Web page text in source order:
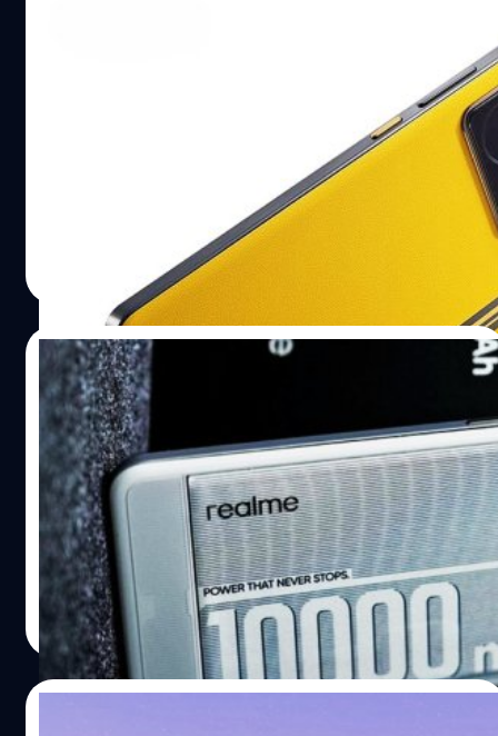
เปิดตัวระดับโลกที่ปารีส ในวันที่ 27 พ.ค. นี้
realme เตรียมจัดอีเวนต์เปิดตัวสมาร์ตโฟนซีรีส์ GT 7 ในวันที่
27 พฤษภาคม 2025 ณ กรุงปารีส และจะวางจำหน่ายในหลาย
| 455 days ago
07/05/2025
realme โชว์คอนเซปต์โฟน GT ใหม่ : แบตฯ
ใหญ่ถึง 10,000 mAh พร้อมดีไซน์ล้ำสมัย
realme ได้ยืนยันว่ากำลังพัฒนาคอนเซปต์โฟนใหม่ ซึ่งมา
พร้อมแบตเตอรี่ความจุมหาศาลถึง 10,000 mAh' ซึ่งสูงกว่า
Honor Power
ปรีดี ฤกษ์วลีกุล | 457 days ago
Read More